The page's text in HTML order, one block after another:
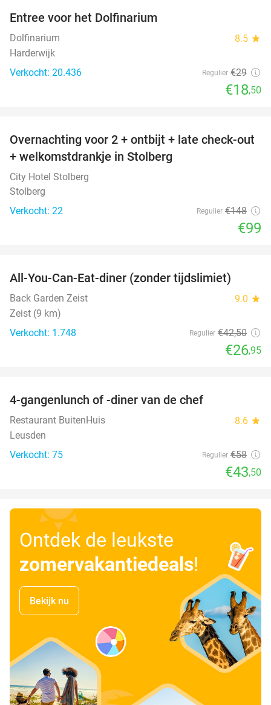
Entree voor het Dolfinarium
Dolfinarium 8.5 star
Harderwijk
Verkocht: 20.436
Regulier €29
€18,50
33%
Overnachting voor 2 + ontbijt + late check-out
+ welkomstdrankje in Stolberg
City Hotel Stolberg
Stolberg
Verkocht: 22
Regulier €148
€99
All-You-Can-Eat-diner (zonder tijdslimiet)
Back Garden Zeist 9.0 star
Zeist (9 km)
Verkocht: 1.748
Regulier €42,50
€26,95
4-gangenlunch of -diner van de chef
Restaurant BuitenHuis 8.6 star
Leusden
Verkocht: 75
Regulier €58
€43,50
Ontdek de leukste
zomervakantiedeals!
Bekijk nu